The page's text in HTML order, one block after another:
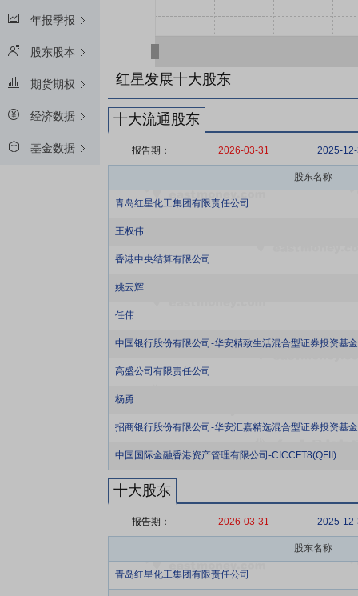
年报季报
股东股本
期货期权
经济数据
基金数据
红星发展十大股东
十大流通股东
报告期： 2026-03-31 2025-
股东名称
青岛红星化工集团有限责任公司
王权伟
香港中央结算有限公司
姚云辉
任伟
中国银行股份有限公司-华安精致生活混合型证券投资基金
高盛公司有限责任公司
杨勇
招商银行股份有限公司-华安汇嘉精选混合型证券投资基金
中国国际金融香港资产管理有限公司-CICCFT8(QFII)
十大股东
报告期： 2026-03-31 2025-
股东名称
青岛红星化工集团有限责任公司